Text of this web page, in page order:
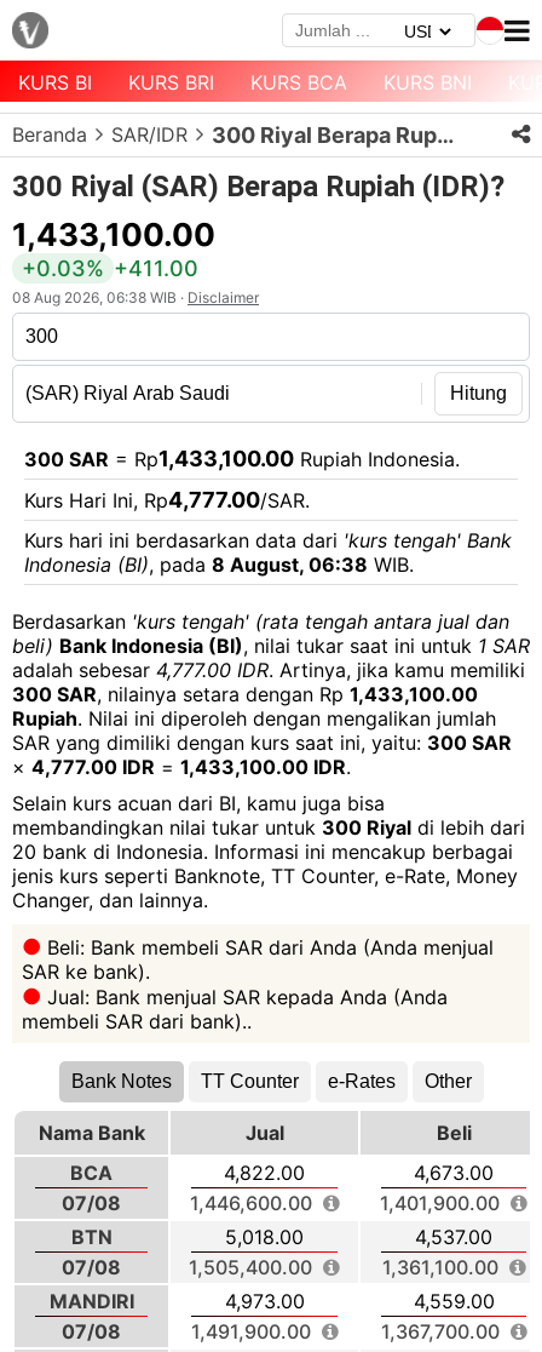
Menu
Halaman
Depan
Daftar
Mata
Uang
Daftar
Kurs
Bank
KURS BI KURS BRI KURS BCA KURS BNI
Beranda SAR/IDR 300 Riyal Berapa Rupiah?
300 Riyal (SAR) Berapa Rupiah (IDR)?
1,433,100.00
+0.03% +411.00
08 Aug 2026, 06:38 WIB · Disclaimer
Hitung
300 SAR = Rp1,433,100.00 Rupiah Indonesia.
Kurs Hari Ini, Rp4,777.00/SAR.
Kurs hari ini berdasarkan data dari 'kurs tengah' Bank
Indonesia (BI), pada 8 August, 06:38 WIB.
Berdasarkan 'kurs tengah' (rata tengah antara jual dan
beli) Bank Indonesia (BI), nilai tukar saat ini untuk 1 SAR
adalah sebesar 4,777.00 IDR. Artinya, jika kamu memiliki
300 SAR, nilainya setara dengan Rp 1,433,100.00
Rupiah. Nilai ini diperoleh dengan mengalikan jumlah
SAR yang dimiliki dengan kurs saat ini, yaitu: 300 SAR
× 4,777.00 IDR = 1,433,100.00 IDR.
Selain kurs acuan dari BI, kamu juga bisa
membandingkan nilai tukar untuk 300 Riyal di lebih dari
20 bank di Indonesia. Informasi ini mencakup berbagai
jenis kurs seperti Banknote, TT Counter, e-Rate, Money
Changer, dan lainnya.
Beli: Bank membeli SAR dari Anda (Anda menjual
SAR ke bank).
Jual: Bank menjual SAR kepada Anda (Anda
membeli SAR dari bank)..
Bank Notes TT Counter e-Rates Other
Nama Bank Jual
Beli
BCA
07/08
4,822.00
1,446,600.00
4,673.00
1,401,900.00
BTN
07/08
5,018.00
1,505,400.00
4,537.00
1,361,100.00
MANDIRI
07/08
4,973.00
1,491,900.00
4,559.00
1,367,700.00